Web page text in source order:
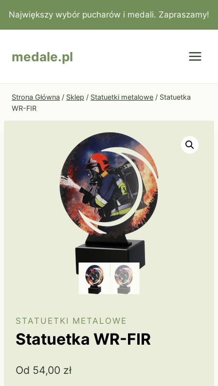
do
treści
Największy wybór pucharów i medali. Zapraszamy!
medale.pl
Strona Główna / Sklep / Statuetki metalowe / Statuetka
WR-FIR
STATUETKI METALOWE
Statuetka WR-FIR
Od 54,00 zł